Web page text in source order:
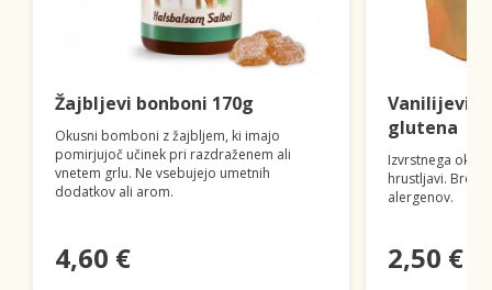
Žajbljevi bonboni 170g
Okusni bomboni z žajbljem, ki imajo
pomirjujoč učinek pri razdraženem ali
vnetem grlu. Ne vsebujejo umetnih
dodatkov ali arom.
4,60 €
Vanilijevi
glutena
Izvrstnega
hrustljavi. Brez
alergenov.
2,50 €